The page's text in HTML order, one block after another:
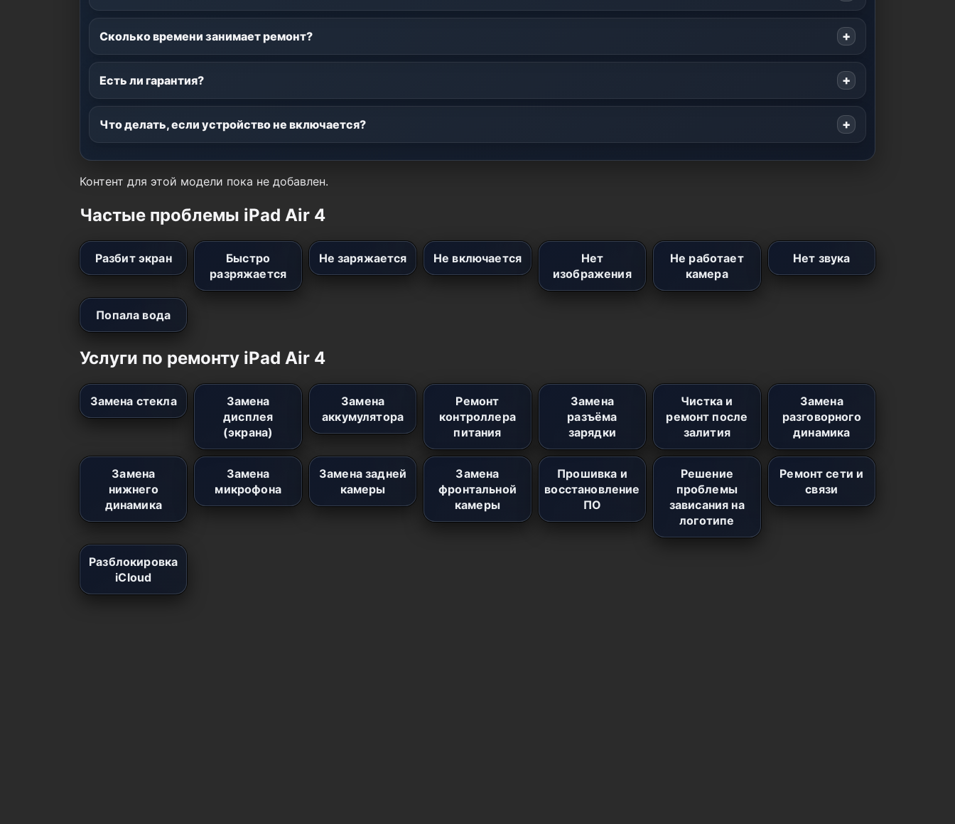
Сколько времени занимает ремонт?
Есть ли гарантия?
Что делать, если устройство не включается?
Контент для этой модели пока не добавлен.
Частые проблемы iPad Air 4
Разбит экран
Быстро
разряжается
Не заряжается Не включается
Нет
изображения
Не работает
камера
Нет звука
Попала вода
Услуги по ремонту iPad Air 4
Замена стекла
Замена
дисплея
(экрана)
Замена
аккумулятора
Ремонт
контроллера
питания
Замена
разъёма
зарядки
Чистка и
ремонт после
залития
Замена
разговорного
динамика
Замена
нижнего
динамика
Замена
микрофона
Замена задней
камеры
Замена
фронтальной
камеры
Прошивка и
восстановление
ПО
Решение
проблемы
зависания на
логотипе
Ремонт сети и
связи
Разблокировка
iCloud